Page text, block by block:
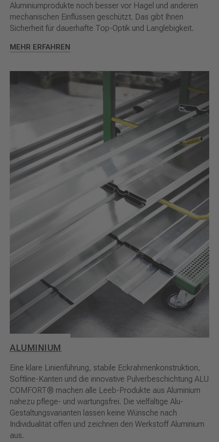
Aluminiumprodukte noch besser vor Hagel und anderen
mechanischen Einflüssen geschützt. Das gibt Ihnen
Sicherheit für dauerhafte Top-Optik und Langlebigkeit.
MEHR ERFAHREN
ALUMINIUM
Eine klare Linienführung, stabile Eckrahmenkonstruktion,
Softline-Kanten und die innovative Pulverbeschichtung ALU
COMFORT® machen alle Leeb-Produkte aus Aluminium
nahezu pflege- und wartungsfrei. Die vielfältige Alu-
Gestaltungsvarianten lassen keine Wünsche nach
Individualität offen und zeichnen den Werkstoff Aluminium
aus.